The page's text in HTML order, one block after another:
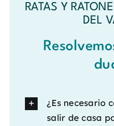
RATAS Y
DEL
¿Es necesario
salir de casa